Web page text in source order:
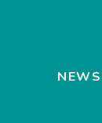
NEWS